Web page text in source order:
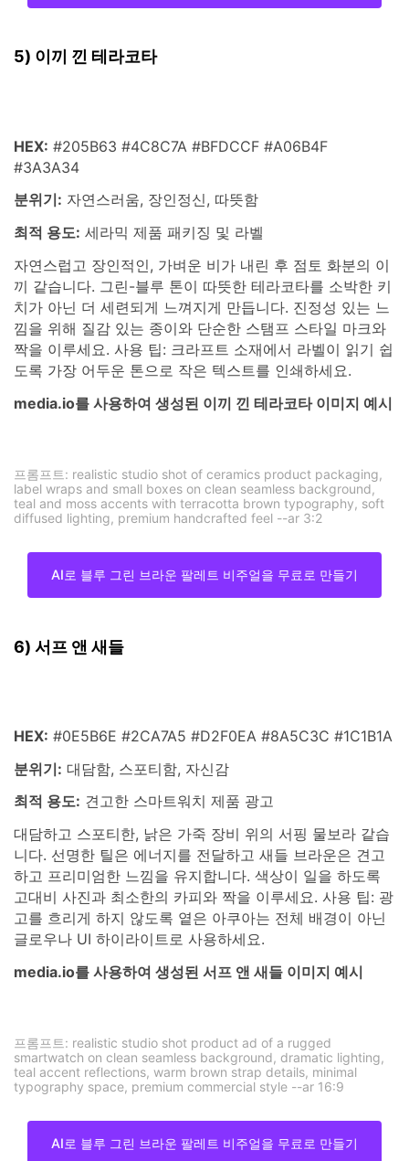
5) 이끼 낀 테라코타
HEX: #205B63 #4C8C7A #BFDCCF #A06B4F
#3A3A34
분위기: 자연스러움, 장인정신, 따뜻함
최적 용도: 세라믹 제품 패키징 및 라벨
자연스럽고 장인적인, 가벼운 비가 내린 후 점토 화분의 이
끼 같습니다. 그린-블루 톤이 따뜻한 테라코타를 소박한 키
치가 아닌 더 세련되게 느껴지게 만듭니다. 진정성 있는 느
낌을 위해 질감 있는 종이와 단순한 스탬프 스타일 마크와
짝을 이루세요. 사용 팁: 크라프트 소재에서 라벨이 읽기 쉽
도록 가장 어두운 톤으로 작은 텍스트를 인쇄하세요.
media.io를 사용하여 생성된 이끼 낀 테라코타 이미지 예시
프롬프트: realistic studio shot of ceramics product packaging,
label wraps and small boxes on clean seamless background,
teal and moss accents with terracotta brown typography, soft
diffused lighting, premium handcrafted feel --ar 3:2
AI로 블루 그린 브라운 팔레트 비주얼을 무료로 만들기
6) 서프 앤 새들
HEX: #0E5B6E #2CA7A5 #D2F0EA #8A5C3C #1C1B1A
분위기: 대담함, 스포티함, 자신감
최적 용도: 견고한 스마트워치 제품 광고
대담하고 스포티한, 낡은 가죽 장비 위의 서핑 물보라 같습
니다. 선명한 틸은 에너지를 전달하고 새들 브라운은 견고
하고 프리미엄한 느낌을 유지합니다. 색상이 일을 하도록
고대비 사진과 최소한의 카피와 짝을 이루세요. 사용 팁: 광
고를 흐리게 하지 않도록 옅은 아쿠아는 전체 배경이 아닌
글로우나 UI 하이라이트로 사용하세요.
media.io를 사용하여 생성된 서프 앤 새들 이미지 예시
프롬프트: realistic studio shot product ad of a rugged
smartwatch on clean seamless background, dramatic lighting,
teal accent reflections, warm brown strap details, minimal
typography space, premium commercial style --ar 16:9
AI로 블루 그린 브라운 팔레트 비주얼을 무료로 만들기